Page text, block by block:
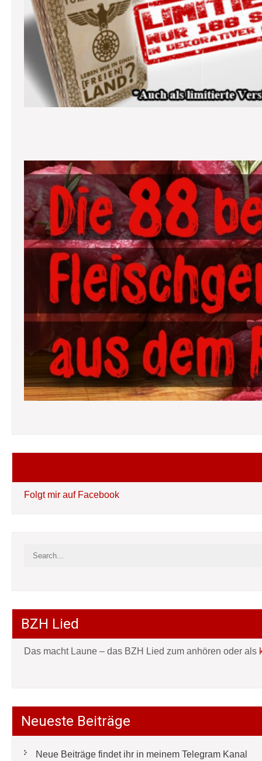
Folgt mir auf Facebook
BZH Lied
Das macht Laune – das BZH Lied zum anhören oder als
Neueste Beiträge
Neue Beiträge findet ihr in meinem Telegram Kanal